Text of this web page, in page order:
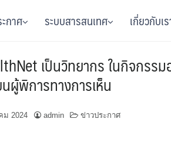
กาศ ระบบสารสนเทศ เกี่ยวกับเ
เป็นวิทยากร ในกิจกรร
ผู้พิการทางการเห็น
ม 2024 admin ข่าวประกาศ